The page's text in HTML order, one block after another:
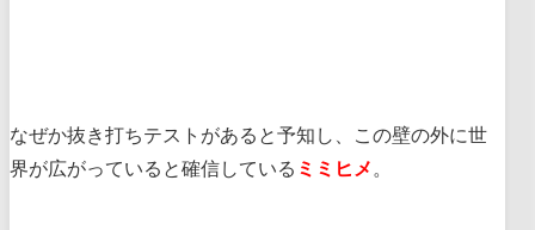
なぜか抜き打ちテストがあると予知し、この壁の外に世
界が広がっていると確信している ミミヒメ 。